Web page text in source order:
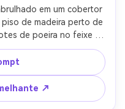
em um cobertor
piso de madeira perto de
de poeira no feixe de
disparado em Nikon Z8
natural da janela,
grau de cor quente e
tecido ultra-realista-AR
↗